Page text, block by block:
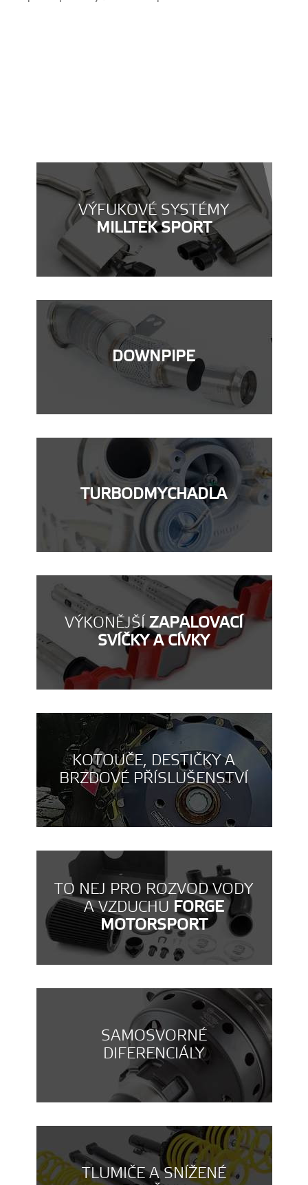
VÝFUKOVÉ SYSTÉMY
MILLTEK SPORT
DOWNPIPE
TURBODMYCHADLA
VÝKONĚJŠÍZAPALOVACÍ
SVÍČKY A CÍVKY
KOTOUČE, DESTIČKY A
BRZDOVÉ PŘÍSLUŠENSTVÍ
TO NEJ PRO ROZVOD VODY
A VZDUCHU FORGE
MOTORSPORT
SAMOSVORNÉ
DIFERENCIÁLY
TLUMIČE A SNÍŽENÉ